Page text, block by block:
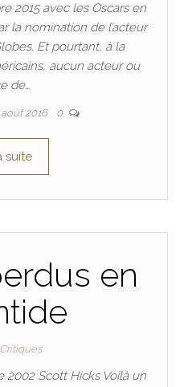
2015 avec les Oscars en
la nomination de l’acteur
Et pourtant, à la
aucun acteur ou
de…
2016 0
suite
en
Critiques
Scott Hicks Voilà un